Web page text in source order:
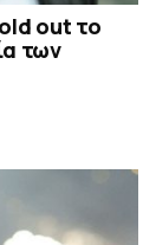
out το
των